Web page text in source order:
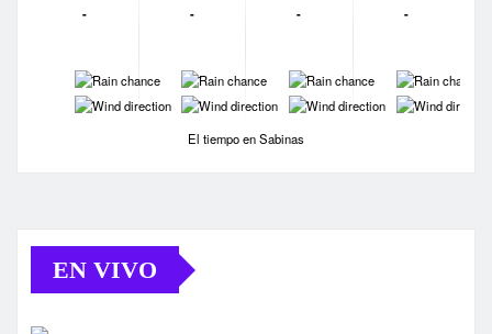
-
-
-
-
-
-
-
-
-
-
-
-
El tiempo en Sabinas
EN VIVO